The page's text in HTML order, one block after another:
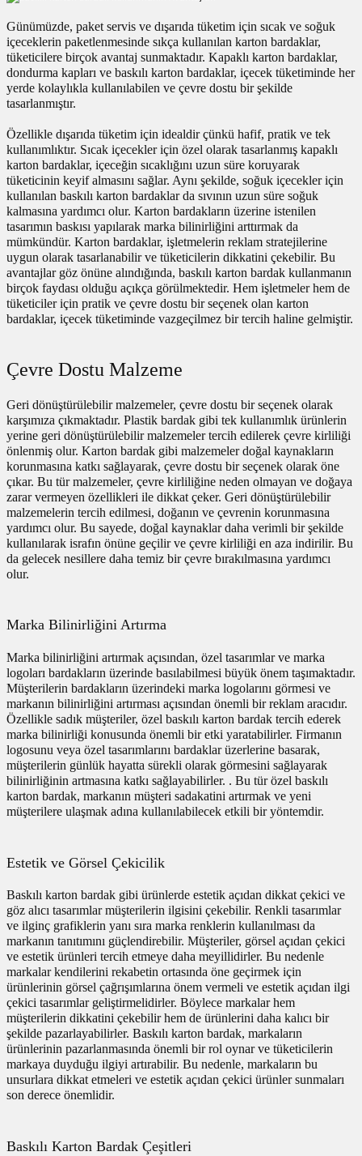
Kutuları
Kutuları
Masura Kapaklı
ve Koliler
Günümüzde, paket servis ve dışarıda tüketim için sıcak ve soğuk
içeceklerin paketlenmesinde sıkça kullanılan karton bardaklar,
tüketicilere birçok avantaj sunmaktadır. Kapaklı karton bardaklar,
dondurma kapları ve baskılı karton bardaklar, içecek tüketiminde her
yerde kolaylıkla kullanılabilen ve çevre dostu bir şekilde
tasarlanmıştır.
Özellikle dışarıda tüketim için idealdir çünkü hafif, pratik ve tek
kullanımlıktır. Sıcak içecekler için özel olarak tasarlanmış kapaklı
karton bardaklar, içeceğin sıcaklığını uzun süre koruyarak
tüketicinin keyif almasını sağlar. Aynı şekilde, soğuk içecekler için
kullanılan baskılı karton bardaklar da sıvının uzun süre soğuk
kalmasına yardımcı olur. Karton bardakların üzerine istenilen
tasarımın baskısı yapılarak marka bilinirliğini arttırmak da
mümkündür. Karton bardaklar, işletmelerin reklam stratejilerine
uygun olarak tasarlanabilir ve tüketicilerin dikkatini çekebilir. Bu
avantajlar göz önüne alındığında, baskılı karton bardak kullanmanın
birçok faydası olduğu açıkça görülmektedir. Hem işletmeler hem de
tüketiciler için pratik ve çevre dostu bir seçenek olan karton
bardaklar, içecek tüketiminde vazgeçilmez bir tercih haline gelmiştir.
Çevre Dostu Malzeme
Geri dönüştürülebilir malzemeler, çevre dostu bir seçenek olarak
karşımıza çıkmaktadır. Plastik bardak gibi tek kullanımlık ürünlerin
yerine geri dönüştürülebilir malzemeler tercih edilerek çevre kirliliği
önlenmiş olur. Karton bardak gibi malzemeler doğal kaynakların
korunmasına katkı sağlayarak, çevre dostu bir seçenek olarak öne
çıkar. Bu tür malzemeler, çevre kirliliğine neden olmayan ve doğaya
zarar vermeyen özellikleri ile dikkat çeker. Geri dönüştürülebilir
malzemelerin tercih edilmesi, doğanın ve çevrenin korunmasına
yardımcı olur. Bu sayede, doğal kaynaklar daha verimli bir şekilde
kullanılarak israfın önüne geçilir ve çevre kirliliği en aza indirilir. Bu
da gelecek nesillere daha temiz bir çevre bırakılmasına yardımcı
olur.
Marka Bilinirliğini Artırma
Marka bilinirliğini artırmak açısından, özel tasarımlar ve marka
logoları bardakların üzerinde basılabilmesi büyük önem taşımaktadır.
Müşterilerin bardakların üzerindeki marka logolarını görmesi ve
markanın bilinirliğini artırması açısından önemli bir reklam aracıdır.
Özellikle sadık müşteriler, özel baskılı karton bardak tercih ederek
marka bilinirliği konusunda önemli bir etki yaratabilirler. Firmanın
logosunu veya özel tasarımlarını bardaklar üzerlerine basarak,
müşterilerin günlük hayatta sürekli olarak görmesini sağlayarak
bilinirliğinin artmasına katkı sağlayabilirler. . Bu tür özel baskılı
karton bardak, markanın müşteri sadakatini artırmak ve yeni
müşterilere ulaşmak adına kullanılabilecek etkili bir yöntemdir.
Estetik ve Görsel Çekicilik
Baskılı karton bardak gibi ürünlerde estetik açıdan dikkat çekici ve
göz alıcı tasarımlar müşterilerin ilgisini çekebilir. Renkli tasarımlar
ve ilginç grafiklerin yanı sıra marka renklerin kullanılması da
markanın tanıtımını güçlendirebilir. Müşteriler, görsel açıdan çekici
ve estetik ürünleri tercih etmeye daha meyillidirler. Bu nedenle
markalar kendilerini rekabetin ortasında öne geçirmek için
ürünlerinin görsel çağrışımlarına önem vermeli ve estetik açıdan ilgi
çekici tasarımlar geliştirmelidirler. Böylece markalar hem
müşterilerin dikkatini çekebilir hem de ürünlerini daha kalıcı bir
şekilde pazarlayabilirler. Baskılı karton bardak, markaların
ürünlerinin pazarlanmasında önemli bir rol oynar ve tüketicilerin
markaya duyduğu ilgiyi artırabilir. Bu nedenle, markaların bu
unsurlara dikkat etmeleri ve estetik açıdan çekici ürünler sunmaları
son derece önemlidir.
Baskılı Karton Bardak Çeşitleri